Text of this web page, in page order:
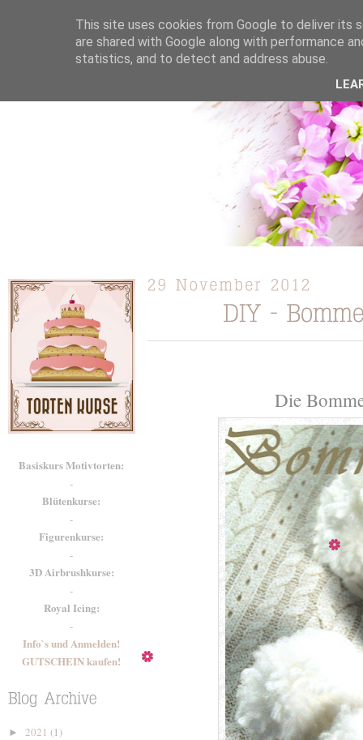
ÜBER MICH KOOPERATION TORTEN / KUCHEN /
Basiskurs Motivtorten:
-
Blütenkurse:
-
Figurenkurse:
-
3D Airbrushkurse:
-
Royal Icing:
-
Info`s und Anmelden!
GUTSCHEIN kaufen!
► 2021 (1)
Die
This site uses cookies from Google to deliver its
are shared with Google along with performance
statistics, and to detect and address abuse.